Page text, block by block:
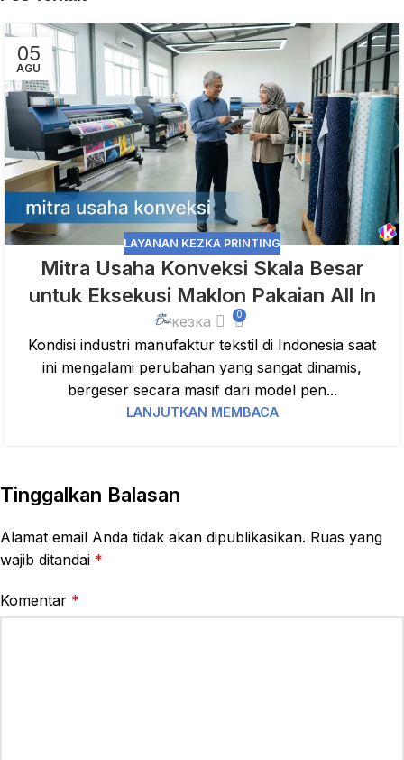
05
AGU
LAYANAN KEZKA PRINTING
Mitra Usaha Konveksi Skala Besar
untuk Eksekusi Maklon Pakaian All In
кезка 0
Kondisi industri manufaktur tekstil di Indonesia saat
ini mengalami perubahan yang sangat dinamis,
bergeser secara masif dari model pen...
LANJUTKAN MEMBACA
Tinggalkan Balasan
Alamat email Anda tidak akan dipublikasikan. Ruas yang
wajib ditandai *
Komentar *